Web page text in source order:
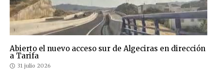
Abierto el nuevo acceso sur de Algeciras en dirección
a Tarifa
31 julio 2026